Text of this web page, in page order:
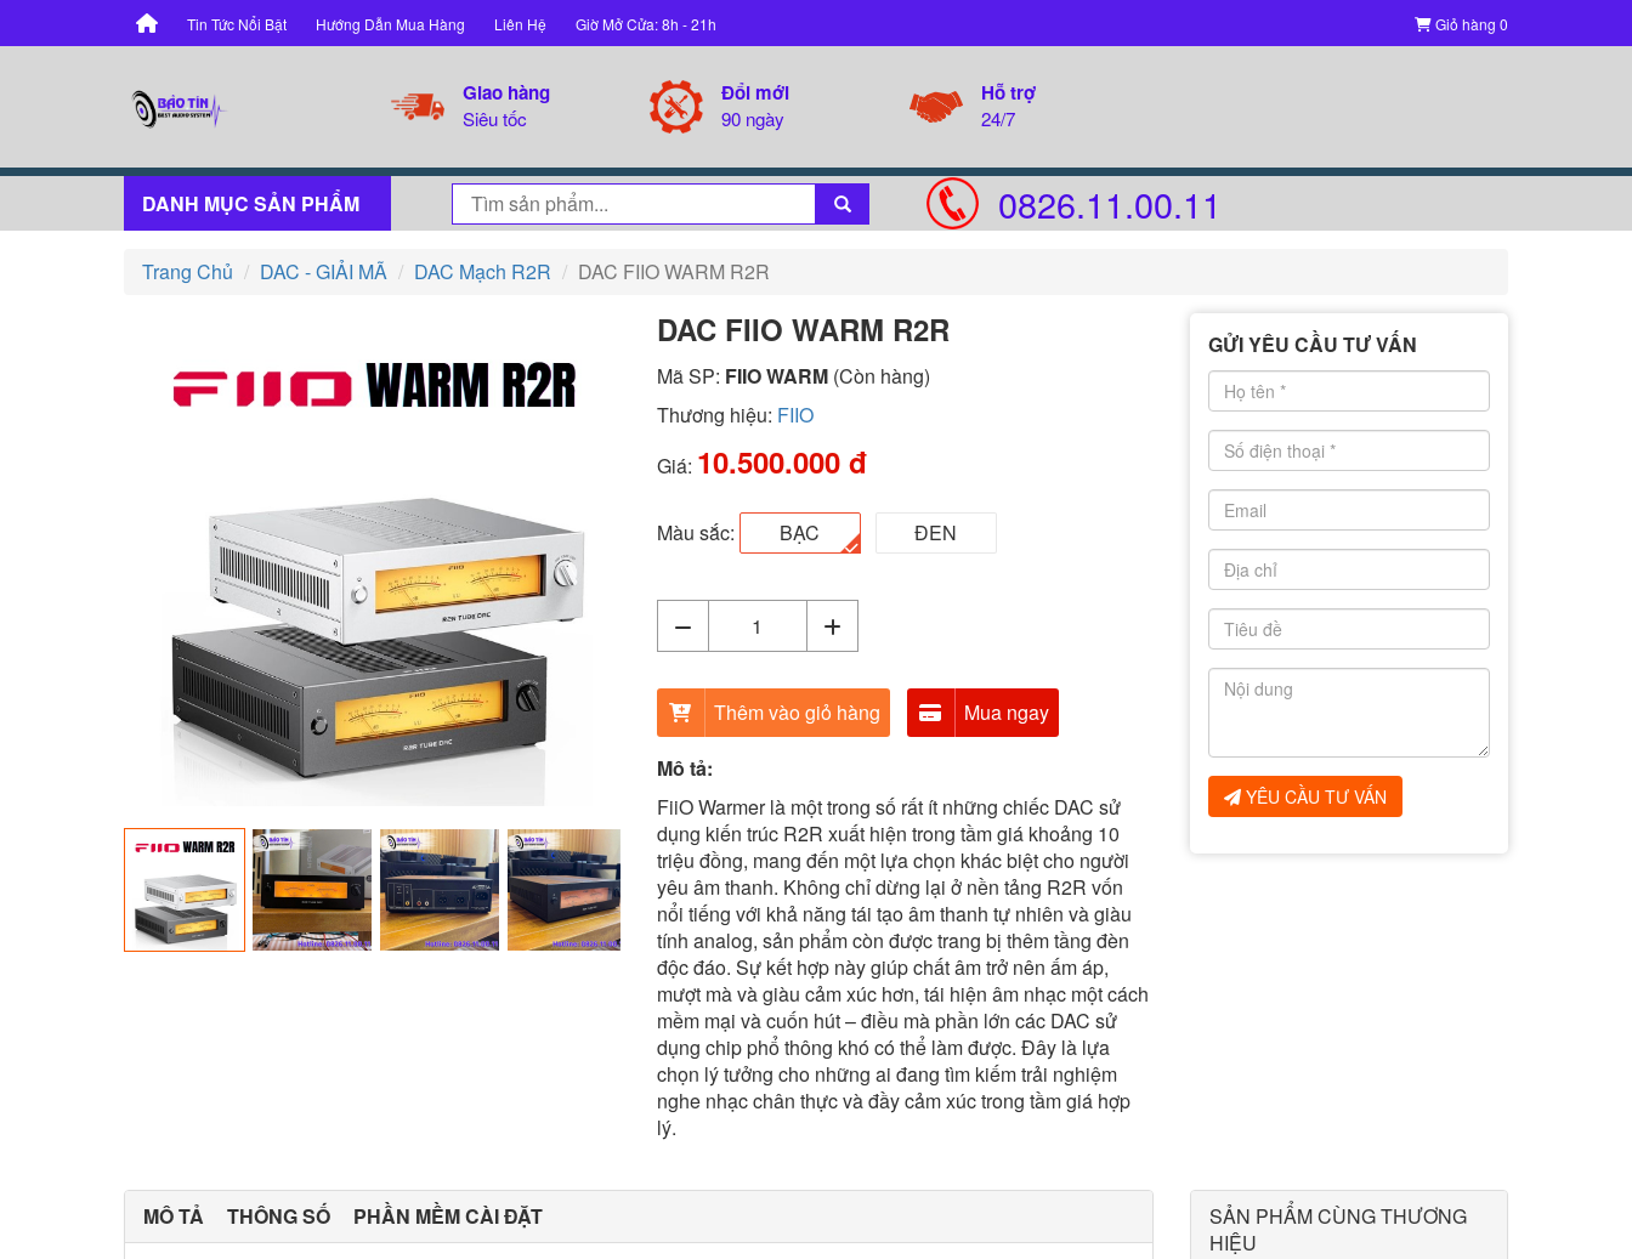
Tin Tức Nổi Bật Hướng Dẫn Mua Hàng Liên Hệ Giờ Mở Cửa: 8h - 21h Giỏ hàng 0
Giao hàng
Siêu tốc
Đổi mới
90 ngày
Hỗ trợ
24/7
DANH MỤC SẢN PHẨM 0826.11.00.11
Trang Chủ DAC - GIẢI MÃ DAC Mạch R2R DAC FIIO WARM R2R
DAC FIIO WARM R2R
Mã SP: FIIO WARM (Còn hàng)
Thương hiệu: FIIO
Giá: 10.500.000 đ
Màu sắc: BẠC ĐEN
Thêm vào giỏ hàng
Mua ngay
Mô tả:
FiiO Warmer là một trong số rất ít những chiếc DAC sử
dụng kiến trúc R2R xuất hiện trong tầm giá khoảng 10
triệu đồng, mang đến một lựa chọn khác biệt cho người
yêu âm thanh. Không chỉ dừng lại ở nền tảng R2R vốn
nổi tiếng với khả năng tái tạo âm thanh tự nhiên và giàu
tính analog, sản phẩm còn được trang bị thêm tầng đèn
độc đáo. Sự kết hợp này giúp chất âm trở nên ấm áp,
mượt mà và giàu cảm xúc hơn, tái hiện âm nhạc một cách
mềm mại và cuốn hút – điều mà phần lớn các DAC sử
dụng chip phổ thông khó có thể làm được. Đây là lựa
chọn lý tưởng cho những ai đang tìm kiếm trải nghiệm
nghe nhạc chân thực và đầy cảm xúc trong tầm giá hợp
lý.
GỬI YÊU CẦU TƯ VẤN
YÊU CẦU TƯ VẤN
MÔ TẢ THÔNG SỐ PHẦN MỀM CÀI ĐẶT
SẢN PHẨM CÙNG THƯƠNG
HIỆU